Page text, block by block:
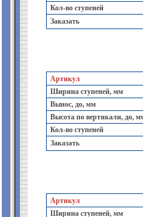
Кол-во ступеней
Заказать
Артикул
Ширина ступеней, мм
Вынос, до, мм
Высота по вертикали, до,
Кол-во ступеней
Заказать
Артикул
Ширина ступеней, мм